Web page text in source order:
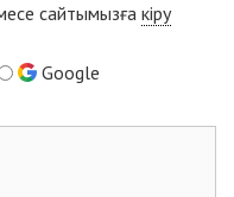
сайтымызға кіру
Google